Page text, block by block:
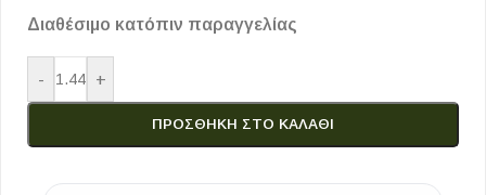
Διαθέσιμο κατόπιν παραγγελίας
- +
ΠΡΟΣΘΉΚΗ ΣΤΟ ΚΑΛΆΘΙ